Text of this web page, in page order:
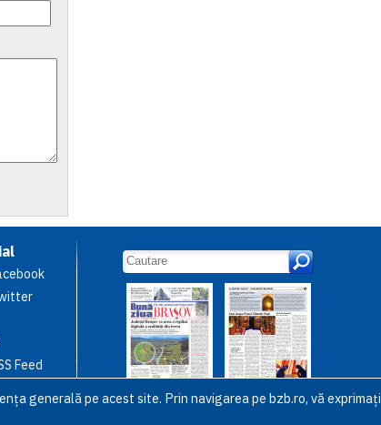
Feed
generală pe acest site. Prin navigarea pe bzb.ro, vă exprimați